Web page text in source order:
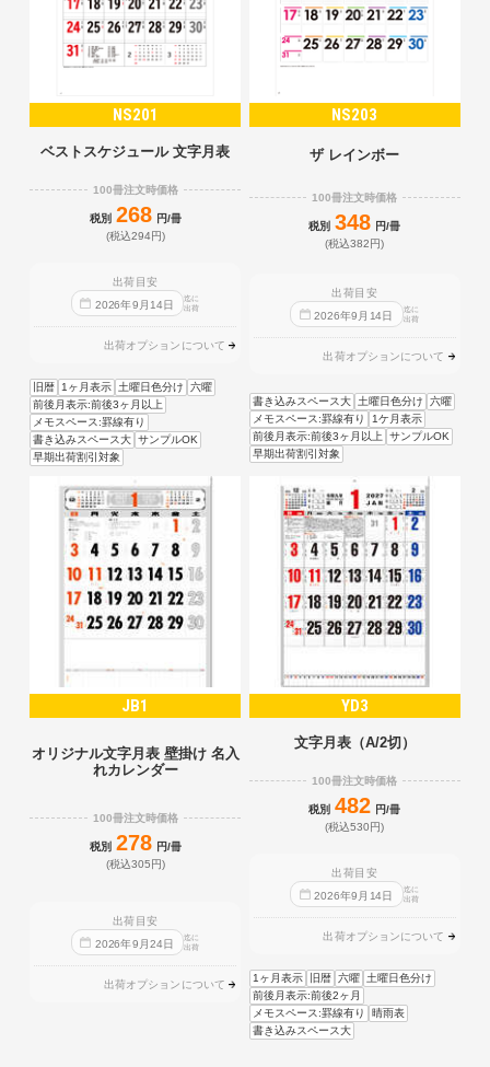
NS201
ベストスケジュール 文字月表
100冊注文時価格
税別 268 円/冊
(税込294円)
出荷目安
2026年9 月14日
迄に
出荷
出荷オプションについて
旧暦 1ヶ月表示 土曜日色分け
六曜
前後月表示:前後3ヶ月以上
メモスペース:罫線有り
書き込みスペース大 サンプルOK
早期出荷割引対象
NS203
ザ レインボー
100冊注文時価格
税別 348 円/冊
(税込382円)
出荷目安
2026年9 月 14日
迄に
出荷
出荷オプションについて
書き込みスペース大 土曜日色分け
六曜
メモスペース:罫線有り
1ケ月表示
前後月表示:前後3ヶ月以上
サンプルOK
早期出荷割引対象
JB1
オリジナル文字月表 壁掛け 名入
れカレンダー
100冊注文時価格
税別 278 円/冊
(税込305円)
出荷目安
2026年9 月24日
迄に
出荷
出荷オプションについて
YD3
文字月表（A/2切）
100冊注文時価格
税別 482 円/冊
(税込530円)
出荷目安
2026年9 月 14日
迄に
出荷
出荷オプションについて
1ヶ月表示 旧暦 六曜
土曜日色分け
前後月表示:前後2ヶ月
メモスペース:罫線有り
晴雨表
書き込みスペース大